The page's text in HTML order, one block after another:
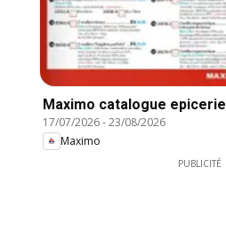
Maximo catalogue epicerie
17/07/2026-23/08/2026
Maximo
PUBLICITÉ